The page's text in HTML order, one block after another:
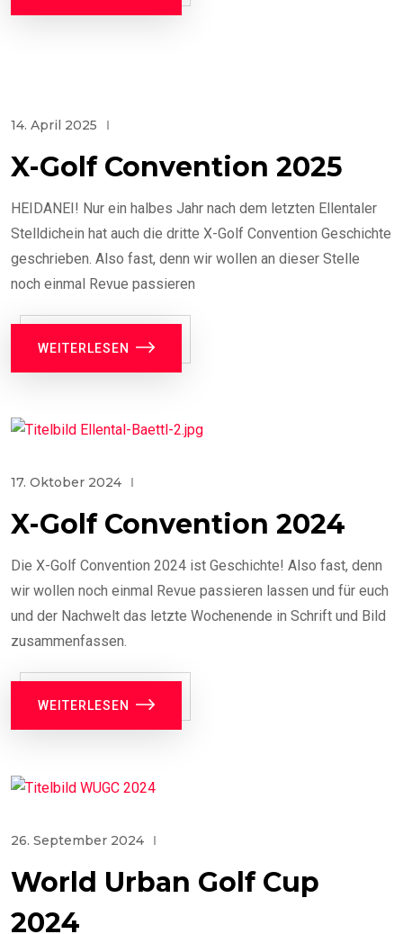
14. April 2025
X-Golf Convention 2025
HEIDANEI! Nur ein halbes Jahr nach dem letzten Ellentaler
Stelldichein hat auch die dritte X-Golf Convention Geschichte
geschrieben. Also fast, denn wir wollen an dieser Stelle
noch einmal Revue passieren
WEITERLESEN
17. Oktober 2024
X-Golf Convention 2024
Die X-Golf Convention 2024 ist Geschichte! Also fast, denn
wir wollen noch einmal Revue passieren lassen und für euch
und der Nachwelt das letzte Wochenende in Schrift und Bild
zusammenfassen.
WEITERLESEN
26. September 2024
World Urban Golf Cup
2024